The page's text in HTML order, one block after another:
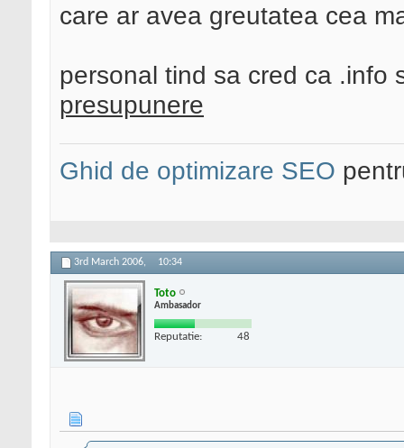
care ar avea greutatea cea
personal tind sa cred ca .info
presupunere
Ghid de optimizare SEO
3rd March 2006, 10:34
Toto
Ambasador
Reputatie: 48